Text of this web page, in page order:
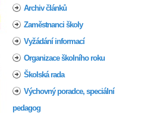
Archiv článků
Zaměstnanci školy
Vyžádání informací
Organizace školního roku
Školská rada
Výchovný poradce, speciální
pedagog